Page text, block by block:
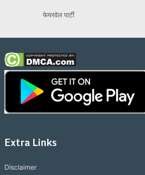
फेयरवेल पार्टी
Extra Links
Disclaimer